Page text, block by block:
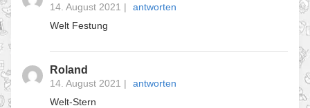
14. August 2021 |
antworten
Welt Festung
Roland
14. August 2021 |
antworten
Welt-Stern